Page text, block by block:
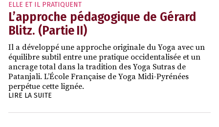
ELLE ET IL PRATIQUENT
L’approche pédagogique de Gérard
Blitz. (Partie II)
Il a développé une approche originale du Yoga avec un
équilibre subtil entre une pratique occidentalisée et un
ancrage total dans la tradition des Yoga Sutras de
Patanjali. L’École Française de Yoga Midi-Pyrénées
perpétue cette lignée.
LIRE LA SUITE